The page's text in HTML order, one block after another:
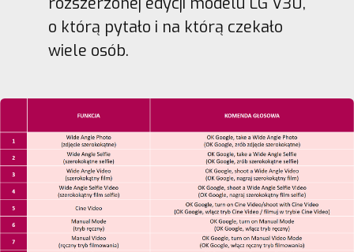
o którą pytało i na którą czekało
wiele osób.